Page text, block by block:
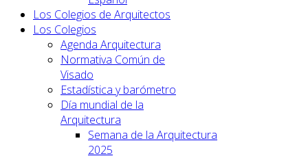
Los Colegios de Arquitectos
Los Colegios
Agenda Arquitectura
Normativa Común de
Visado
Estadística y barómetro
Día mundial de la
Arquitectura
Semana de la Arquitectura
2025